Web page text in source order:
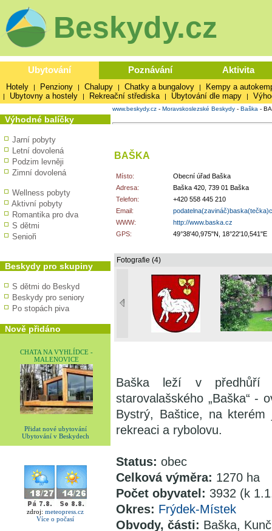
Beskydy.cz
Ubytování Poznávání Aktivita
Hotely | Penziony | Chalupy | Chatky a bungalovy | Kempy a
| Ubytovny a hostely | Rekreační střediska | Ubytování dle mapy |
Výhodné balíčky
Jarní pobyty
Letní dovolená
Podzim levněji
Zimní dovolená
Wellness pobyty
Aktivní pobyty
Romantika pro dva
S dětmi
Senioři
Beskydy pro skupiny
S dětmi do Beskyd
Beskydy pro seniory
Po stopách piva
Nově přidáno
CHATA NA VYHLÍDCE -
MALENOVICE
Přidat nové ubytování
Ubytování v Beskydech
zdroj: meteopress.cz
Více o počasí
www.beskydy.cz - Moravskoslezské Beskydy - Baška -
BAŠKA
Místo:
Obecní úřad Baška
Adresa:
Baška 420, 739 01 Baška
Telefon:
+420 558 445 210
Email:
WWW:
http://www.baska.cz
GPS:
49°38'40,975"N, 18°22'10,541"E
Fotografie (4)
Baška leží v předhůří
starovalašského „Baška“ -
Bystrý, Baštice, na
rekreaci a rybolovu.
Status: obec
Celková výměra: 1270 ha
Počet obyvatel: 3932 (k
Okres: Frýdek-Místek
Obvody, části: Baška,